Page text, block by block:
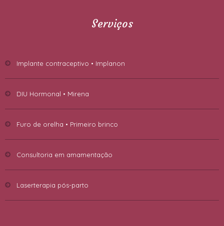
Serviços
Implante contraceptivo • Implanon
DIU Hormonal • Mirena
Furo de orelha • Primeiro brinco
Consultoria em amamentação
Laserterapia pós-parto